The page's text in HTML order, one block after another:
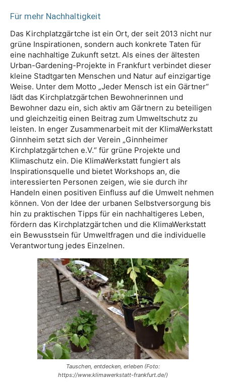
Für mehr Nachhaltigkeit
Das Kirchplatzgärtche ist ein Ort, der seit 2013 nicht nur
grüne Inspirationen, sondern auch konkrete Taten für
eine nachhaltige Zukunft setzt. Als eines der ältesten
Urban-Gardening-Projekte in Frankfurt verbindet dieser
kleine Stadtgarten Menschen und Natur auf einzigartige
Weise. Unter dem Motto „Jeder Mensch ist ein Gärtner“
lädt das Kirchplatzgärtchen Bewohnerinnen und
Bewohner dazu ein, sich aktiv am Gärtnern zu beteiligen
und gleichzeitig einen Beitrag zum Umweltschutz zu
leisten. In enger Zusammenarbeit mit der KlimaWerkstatt
Ginnheim setzt sich der Verein „Ginnheimer
Kirchplatzgärtchen e.V.“ für grüne Projekte und
Klimaschutz ein. Die KlimaWerkstatt fungiert als
Inspirationsquelle und bietet Workshops an, die
interessierten Personen zeigen, wie sie durch ihr
Handeln einen positiven Einfluss auf die Umwelt nehmen
können. Von der Idee der urbanen Selbstversorgung bis
hin zu praktischen Tipps für ein nachhaltigeres Leben,
fördern das Kirchplatzgärtchen und die KlimaWerkstatt
ein Bewusstsein für Umweltfragen und die individuelle
Verantwortung jedes Einzelnen.
Tauschen, entdecken, erleben (Foto:
https://www.klimawerkstatt-frankfurt.de/)